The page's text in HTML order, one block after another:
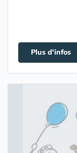
Plus d'infos